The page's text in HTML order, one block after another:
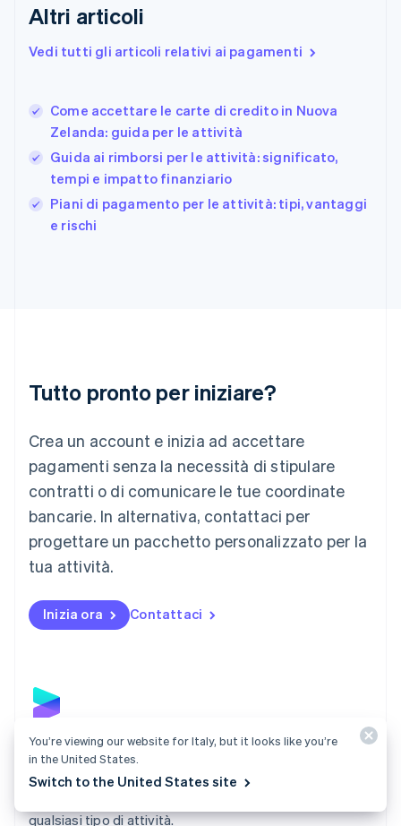
Altri articoli
Vedi tutti gli articoli relativi ai pagamenti
Come accettare le carte di credito in Nuova
Zelanda: guida per le attività
Guida ai rimborsi per le attività: significato,
tempi e impatto finanziario
Piani di pagamento per le attività: tipi, vantaggi
e rischi
Tutto pronto per iniziare?
Crea un account e inizia ad accettare
pagamenti senza la necessità di stipulare
contratti o di comunicare le tue coordinate
bancarie. In alternativa, contattaci per
progettare un pacchetto personalizzato per la
tua attività.
Inizia ora Contattaci
Payments
Accetta pagamenti online e di persona in tutto il mondo
qualsiasi tipo di attività.
EnglishSvenska
FrançaisEnglish
Giappone
日本語English
English
Grecia
English
India
Lituania
Lussemburgo
Deutsch English
Malaysia
English 简体中文
Malta
Messico
EspañolEnglish
English
Nuova Zelanda
Polonia
English
PortuguêsEnglish
RAS di Hong Kong, Cina
English 简体中文
English
You’re viewing our website for Italy, but it looks like you’re
in the United States.
Switch to the United States site